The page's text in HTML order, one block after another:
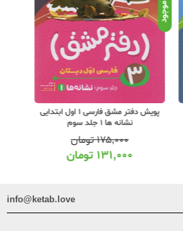
موجود
پویش دفتر مشق فارسی 1 اول ابتدایی
نشانه ها 1 جلد سوم
۱۷۵,۰۰۰تومان
۱۳۱,۰۰۰تومان
info@ketab.love